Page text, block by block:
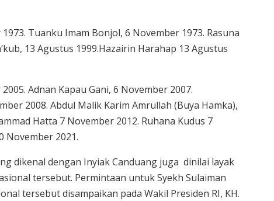
Tuanku Imam Bonjol, 6 November 1973. Rasuna
13 Agustus 1999.Hazairin Harahap 13 Agustus
Adnan Kapau Gani, 6 November 2007.
2008. Abdul Malik Karim Amrullah (Buya Hamka),
Hatta 7 November 2012. Ruhana Kudus 7
November 2021.
dikenal dengan Inyiak Canduang juga dinilai layak
tersebut. Permintaan untuk Syekh Sulaiman
tersebut disampaikan pada Wakil Presiden RI, KH.